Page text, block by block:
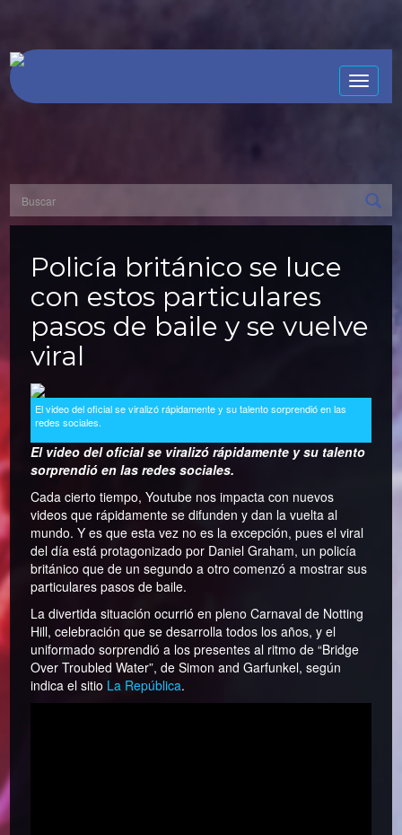
Toggle
Policía británico se luce
con estos particulares
pasos de baile y se vuelve
viral
El video del oficial se viralizó rápidamente y su talento sorprendió en las
redes sociales.
El video del oficial se viralizó rápidamente y su talento
sorprendió en las redes sociales.
Cada cierto tiempo, Youtube nos impacta con nuevos
videos que rápidamente se difunden y dan la vuelta al
mundo. Y es que esta vez no es la excepción, pues el viral
del día está protagonizado por Daniel Graham, un policía
británico que de un segundo a otro comenzó a mostrar sus
particulares pasos de baile.
La divertida situación ocurrió en pleno Carnaval de Notting
Hill, celebración que se desarrolla todos los años, y el
uniformado sorprendió a los presentes al ritmo de “Bridge
Over Troubled Water”, de Simon and Garfunkel, según
indica el sitio La República.